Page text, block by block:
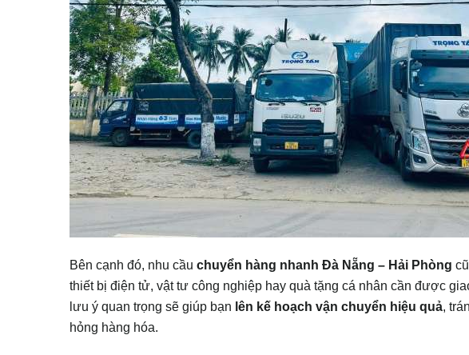
Bên cạnh đó, nhu cầu chuyển hàng nhanh Đà Nẵng – Hải Phòng
thiết bị điện tử, vật tư công nghiệp hay quà tặng cá nhân cần được
lưu ý quan trọng sẽ giúp bạn lên kế hoạch vận chuyển hiệu quả,
hỏng hàng hóa.